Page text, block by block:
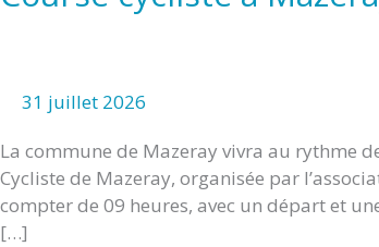
31 juillet 2026
La commune de Mazeray vivra au rythme
Cycliste de Mazeray, organisée par
compter de 09 heures, avec un départ et
[…]